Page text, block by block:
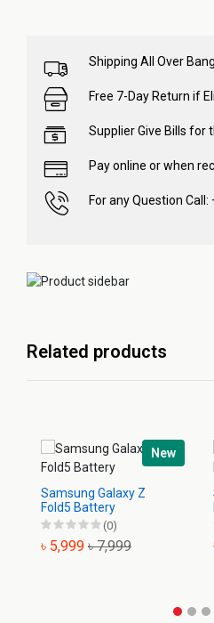
Shipping All Over
Free 7-Day Return if
Supplier Give Bills for
Pay online or when
For any Question
Related products
New
Samsung Galaxy Z
Fold5 Battery
(0)
৳ 5,999 ৳ 7,999